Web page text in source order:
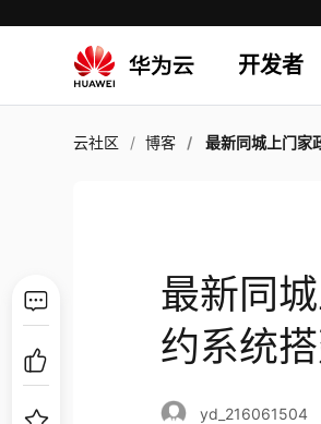
开发者
云社区 博客 最新同城上门家政
最新同
约系统
yd_216061504